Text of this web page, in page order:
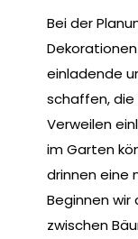
Bei der
einladende
schaffen,
Verweilen
im Garten
drinnen eine
Beginnen wir
zwischen